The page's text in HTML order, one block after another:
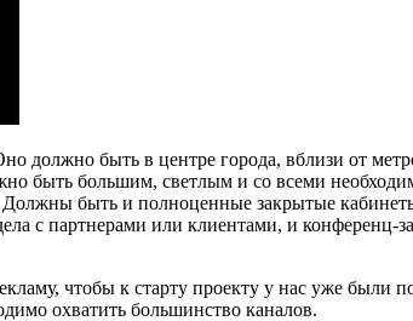
должно быть в центре города, вблизи от
быть большим, светлым и со всеми
быть и полноценные закрытые
с партнерами или клиентами, и
чтобы к старту проекту у нас уже
охватить большинство каналов.